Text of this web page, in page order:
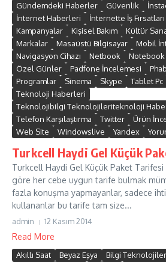
Gündemdeki Haberler
Güvenlik
İnternet Haberleri
İnternette İş Fırsatları
Kampanyalar
Kişisel Bakım
Kültür
Markalar
Masaüstü Bilgisayar
Mobil
Navigasyon Cihazı
Netbook Notebook
Özel Günler
Padfone İncelemesi
Programlar
Sinema Skype Tablet Pc
Teknoloji Haberleri
Teknolojibilgi Teknolojileriteknoloji
Telefon Karşılaştırma
Twitter
Ürün
Web Site
Windowslive Yandex
Turkcell Haydi Gel Küçük
Turkcell Haydi Gel Küçük Paket Tarifesi
göre her cebe uygun tarife bulmak
fazla konuşma yapmayanlar, sadece
kullananlar bu tarife tam size...
admin 12 Kasım 2014
Read More
Akıllı Saat Beyaz Eşya Bilgi